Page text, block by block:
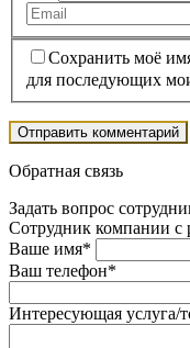
Сохранить моё
для последующих
Обратная связь
Задать вопрос
Сотрудник компании с
Ваше имя*
Ваш телефон*
Интересующая услуга/